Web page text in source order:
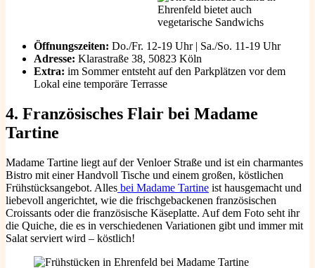
Öffnungszeiten: Do./Fr. 12-19 Uhr | Sa./So. 11-19 Uhr
Adresse: Klarastraße 38, 50823 Köln
Extra: im Sommer entsteht auf den Parkplätzen vor dem
Lokal eine temporäre Terrasse
4. Französisches Flair bei Madame
Tartine
Madame Tartine liegt auf der Venloer Straße und ist ein charmantes
Bistro mit einer Handvoll Tische und einem großen, köstlichen
Frühstücksangebot. Alles bei Madame Tartine ist hausgemacht und
liebevoll angerichtet, wie die frischgebackenen französischen
Croissants oder die französische Käseplatte. Auf dem Foto seht ihr
die Quiche, die es in verschiedenen Variationen gibt und immer mit
Salat serviert wird – köstlich!